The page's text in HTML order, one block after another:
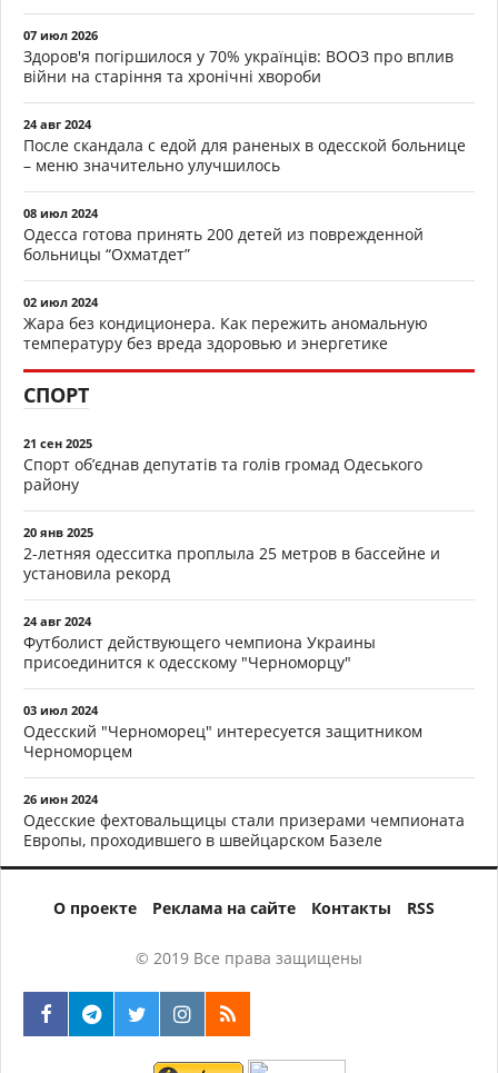
07 июл 2026
Здоров'я погіршилося у 70% українців: ВООЗ про вплив
війни на старіння та хронічні хвороби
24 авг 2024
После скандала с едой для раненых в одесской больнице
– меню значительно улучшилось
08 июл 2024
Одесса готова принять 200 детей из поврежденной
больницы “Охматдет”
02 июл 2024
Жара без кондиционера. Как пережить аномальную
температуру без вреда здоровью и энергетике
СПОРТ
21 сен 2025
Спорт об’єднав депутатів та голів громад Одеського
району
20 янв 2025
2-летняя одесситка проплыла 25 метров в бассейне и
установила рекорд
24 авг 2024
Футболист действующего чемпиона Украины
присоединится к одесскому "Черноморцу"
03 июл 2024
Одесский "Черноморец" интересуется защитником
Черноморцем
26 июн 2024
Одесские фехтовальщицы стали призерами чемпионата
Европы, проходившего в швейцарском Базеле
О проекте Реклама на сайте Контакты RSS
© 2019 Все права защищены